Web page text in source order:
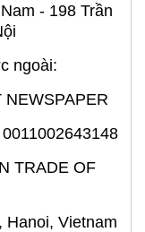
- 198 Trần
ngoài:
TRADE OF
Hanoi, Vietnam